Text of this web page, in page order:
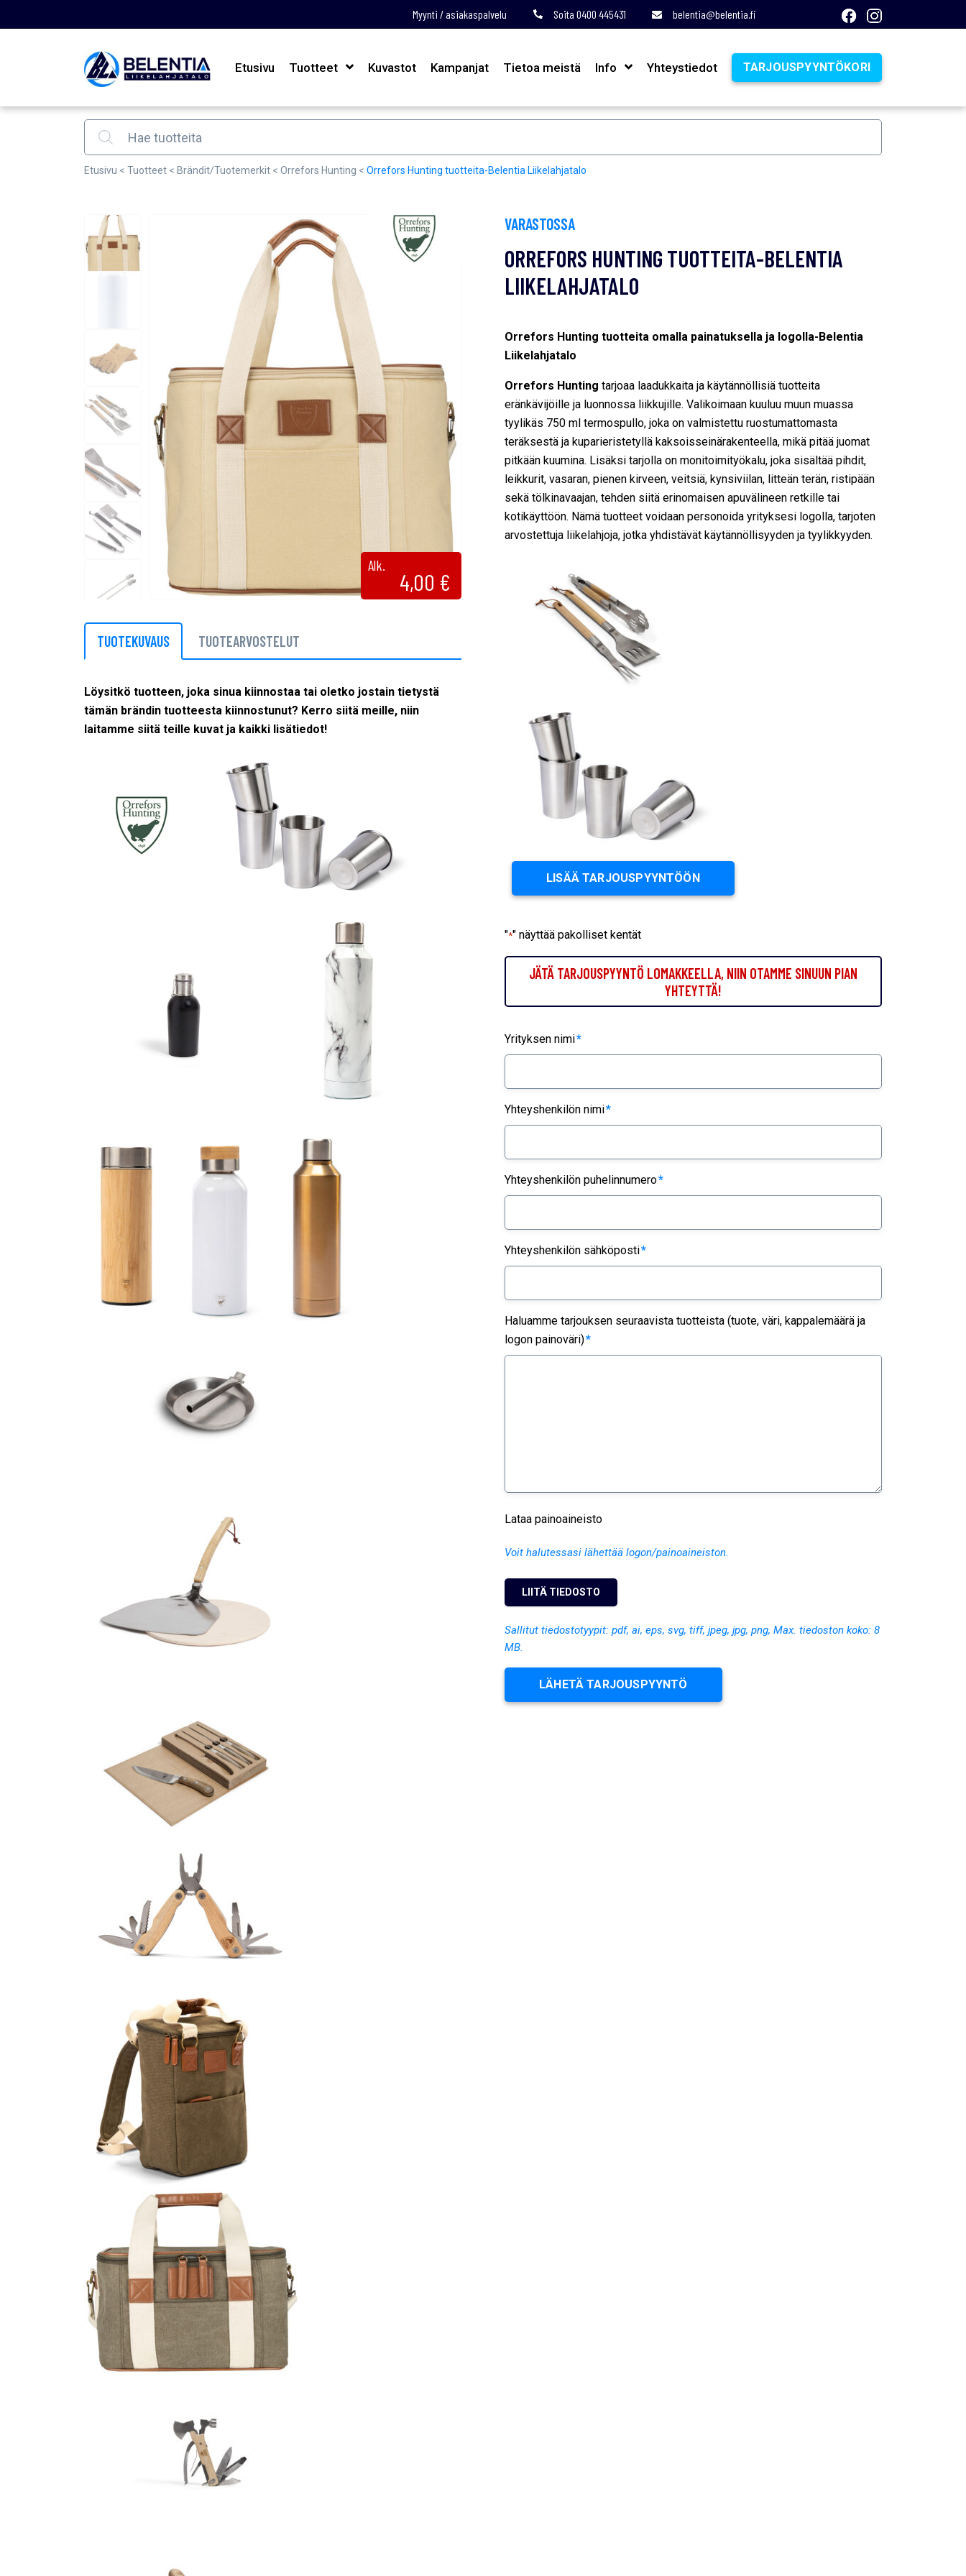
Myynti / asiakaspalvelu Soita 0400 445431 belentia@belentia.fi
Etusivu Tuotteet Kuvastot Kampanjat Tietoa meistä Info Yhteystiedot TARJOUSPYYNTÖKORI
Products search
Etusivu < Tuotteet < Brändit/Tuotemerkit < Orrefors Hunting < Orrefors Hunting tuotteita-Belentia Liikelahjatalo
Alk.
4,00 €
TUOTEKUVAUS TUOTEARVOSTELUT
Löysitkö tuotteen, joka sinua kiinnostaa tai oletko jostain tietystä
tämän brändin tuotteesta kiinnostunut? Kerro siitä meille, niin
laitamme siitä teille kuvat ja kaikki lisätiedot!
VARASTOSSA
ORREFORS HUNTING TUOTTEITA-BELENTIA
LIIKELAHJATALO
Orrefors Hunting tuotteita omalla painatuksella ja logolla-Belentia
Liikelahjatalo
Orrefors Hunting tarjoaa laadukkaita ja käytännöllisiä tuotteita
eränkävijöille ja luonnossa liikkujille. Valikoimaan kuuluu muun muassa
tyylikäs 750 ml termospullo, joka on valmistettu ruostumattomasta
teräksestä ja kuparieristetyllä kaksoisseinärakenteella, mikä pitää juomat
pitkään kuumina. Lisäksi tarjolla on monitoimityökalu, joka sisältää pihdit,
leikkurit, vasaran, pienen kirveen, veitsiä, kynsiviilan, litteän terän, ristipään
sekä tölkinavaajan, tehden siitä erinomaisen apuvälineen retkille tai
kotikäyttöön. Nämä tuotteet voidaan personoida yrityksesi logolla, tarjoten
arvostettuja liikelahjoja, jotka yhdistävät käytännöllisyyden ja tyylikkyyden.
LISÄÄ TARJOUSPYYNTÖÖN
"*" näyttää pakolliset kentät
JÄTÄ TARJOUSPYYNTÖ LOMAKKEELLA, NIIN OTAMME SINUUN PIAN
YHTEYTTÄ!
Yrityksen nimi*
Yhteyshenkilön nimi*
Yhteyshenkilön puhelinnumero*
Yhteyshenkilön sähköposti*
Haluamme tarjouksen seuraavista tuotteista (tuote, väri, kappalemäärä ja
logon painoväri)*
Lataa painoaineisto
Voit halutessasi lähettää logon/painoaineiston.
Sallitut tiedostotyypit: pdf, ai, eps, svg, tiff, jpeg, jpg, png, Max. tiedoston koko: 8
MB.
LÄHETÄ TARJOUSPYYNTÖ